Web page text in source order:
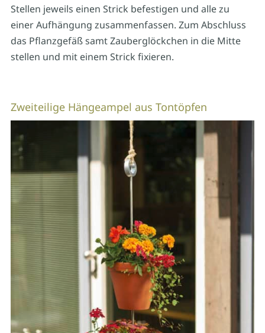
Stellen jeweils einen Strick befestigen und alle zu
einer Aufhängung zusammenfassen. Zum Abschluss
das Pflanzgefäß samt Zauberglöckchen in die Mitte
stellen und mit einem Strick fixieren.
Zweiteilige Hängeampel aus Tontöpfen